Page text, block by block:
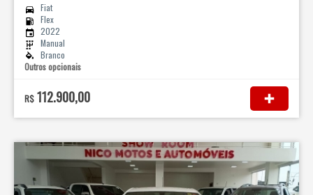
Fiat
Flex
2022
Manual
Branco
Outros opcionais
R$ 112.900,00